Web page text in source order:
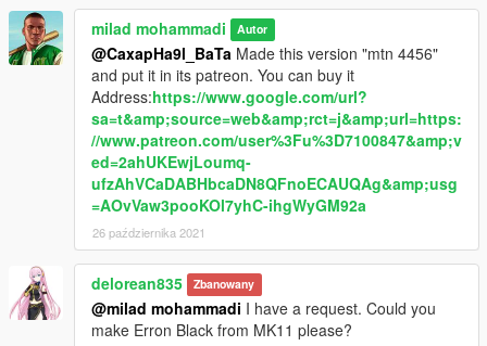
milad mohammadi Autor
@CaxapHa9l_BaTa Made this version "mtn 4456"
and put it in its patreon. You can buy it
Address:https://www.google.com/url?
sa=t&amp;source=web&amp;rct=j&amp;url=https:
//www.patreon.com/user%3Fu%3D7100847&amp;v
ed=2ahUKEwjLoumq-
ufzAhVCaDABHbcaDN8QFnoECAUQAg&amp;usg
=AOvVaw3pooKOl7yhC-ihgWyGM92a
26 października 2021
delorean835 Zbanowany
@milad mohammadi I have a request. Could you
make Erron Black from MK11 please?